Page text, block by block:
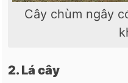
Cây chùm ngây
2. Lá cây